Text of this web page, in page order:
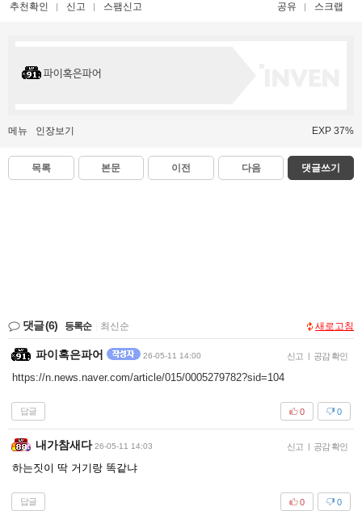
추천확인 신고 스팸신고 공유 스크랩
파이혹은파어
메뉴 인장보기 EXP 37%
목록 본문 이전 다음 댓글쓰기
댓글(6) 등록순 최신순 새로고침
파이혹은파어 26-05-11 14:00 신고 | 공감 확인
https://n.news.naver.com/article/015/0005279782?sid=104
답글 0
0
내가참새다 26-05-11 14:03 신고 | 공감 확인
하는짓이 딱 거기랑 똑같냐
답글 0
0